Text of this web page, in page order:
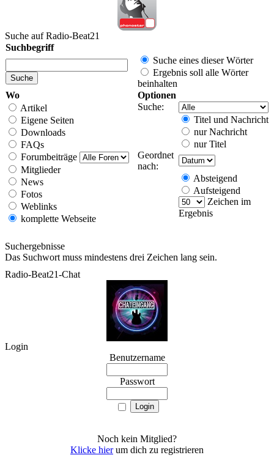
Suche auf Radio-Beat21
Suchbegriff
Suche eines dieser Wörter
Ergebnis soll alle Wörter
beinhalten
Wo
Optionen
Artikel
Eigene Seiten
Downloads
FAQs
Forumbeiträge
Mitglieder
News
Fotos
Weblinks
komplette Webseite
Suche:
Titel und Nachricht
nur Nachricht
nur Titel
Geordnet
nach:
Absteigend
Aufsteigend
Zeichen im
Ergebnis
Suchergebnisse
Das Suchwort muss mindestens drei Zeichen lang sein.
Radio-Beat21-Chat
Login
Benutzername
Passwort
Noch kein Mitglied?
Klicke hierum dich zu registrieren